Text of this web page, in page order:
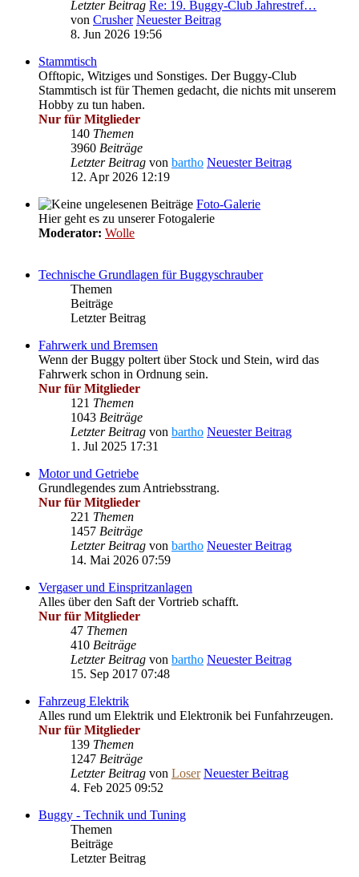
Letzter Beitrag Re: 19. Buggy-Club Jahrestref…
von Crusher Neuester Beitrag
8. Jun 2026 19:56
Stammtisch
Offtopic, Witziges und Sonstiges. Der Buggy-Club
Stammtisch ist für Themen gedacht, die nichts mit unserem
Hobby zu tun haben.
Nur für Mitglieder
140 Themen
3960 Beiträge
Letzter Beitrag von bartho Neuester Beitrag
12. Apr 2026 12:19
Foto-Galerie
Hier geht es zu unserer Fotogalerie
Moderator: Wolle
Technische Grundlagen für Buggyschrauber
Themen
Beiträge
Letzter Beitrag
Fahrwerk und Bremsen
Wenn der Buggy poltert über Stock und Stein, wird das
Fahrwerk schon in Ordnung sein.
Nur für Mitglieder
121 Themen
1043 Beiträge
Letzter Beitrag von bartho Neuester Beitrag
1. Jul 2025 17:31
Motor und Getriebe
Grundlegendes zum Antriebsstrang.
Nur für Mitglieder
221 Themen
1457 Beiträge
Letzter Beitrag von bartho Neuester Beitrag
14. Mai 2026 07:59
Vergaser und Einspritzanlagen
Alles über den Saft der Vortrieb schafft.
Nur für Mitglieder
47 Themen
410 Beiträge
Letzter Beitrag von bartho Neuester Beitrag
15. Sep 2017 07:48
Fahrzeug Elektrik
Alles rund um Elektrik und Elektronik bei Funfahrzeugen.
Nur für Mitglieder
139 Themen
1247 Beiträge
Letzter Beitrag von Loser Neuester Beitrag
4. Feb 2025 09:52
Buggy - Technik und Tuning
Themen
Beiträge
Letzter Beitrag